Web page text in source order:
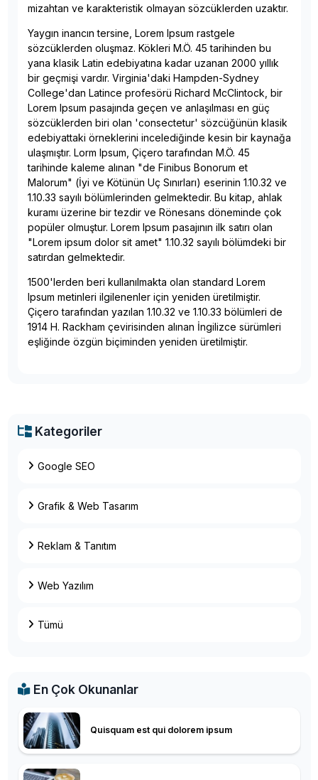
mizahtan ve karakteristik olmayan sözcüklerden uzaktır.
Yaygın inancın tersine, Lorem Ipsum rastgele
sözcüklerden oluşmaz. Kökleri M.Ö. 45 tarihinden bu
yana klasik Latin edebiyatına kadar uzanan 2000 yıllık
bir geçmişi vardır. Virginia'daki Hampden-Sydney
College'dan Latince profesörü Richard McClintock, bir
Lorem Ipsum pasajında geçen ve anlaşılması en güç
sözcüklerden biri olan 'consectetur' sözcüğünün klasik
edebiyattaki örneklerini incelediğinde kesin bir kaynağa
ulaşmıştır. Lorm Ipsum, Çiçero tarafından M.Ö. 45
tarihinde kaleme alınan "de Finibus Bonorum et
Malorum" (İyi ve Kötünün Uç Sınırları) eserinin 1.10.32 ve
1.10.33 sayılı bölümlerinden gelmektedir. Bu kitap, ahlak
kuramı üzerine bir tezdir ve Rönesans döneminde çok
popüler olmuştur. Lorem Ipsum pasajının ilk satırı olan
"Lorem ipsum dolor sit amet" 1.10.32 sayılı bölümdeki bir
satırdan gelmektedir.
1500'lerden beri kullanılmakta olan standard Lorem
Ipsum metinleri ilgilenenler için yeniden üretilmiştir.
Çiçero tarafından yazılan 1.10.32 ve 1.10.33 bölümleri de
1914 H. Rackham çevirisinden alınan İngilizce sürümleri
eşliğinde özgün biçiminden yeniden üretilmiştir.
Kategoriler
Google SEO
Grafik & Web Tasarım
Reklam & Tanıtım
Web Yazılım
Tümü
En Çok Okunanlar
Quisquam est qui dolorem ipsum